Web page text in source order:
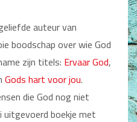
auteur van
boodschap over wie God
zijn titels: Ervaar God,
Gods hart voor jou.
die God nog niet
uitgevoerd boekje met